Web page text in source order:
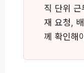
직 단위
재 요청,
께 확인해